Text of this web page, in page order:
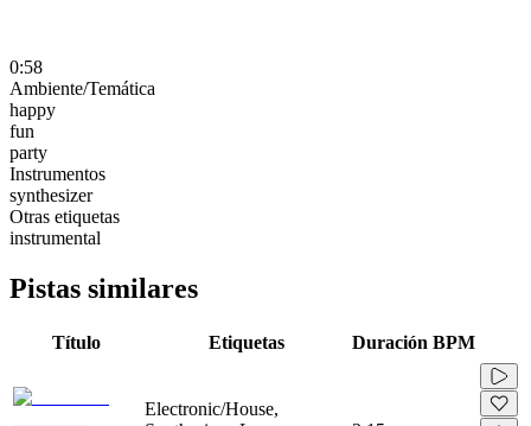
0:58
Ambiente/Temática
happy
fun
party
Instrumentos
synthesizer
Otras etiquetas
instrumental
Pistas similares
Título Etiquetas Duración BPM
Electronic/House,